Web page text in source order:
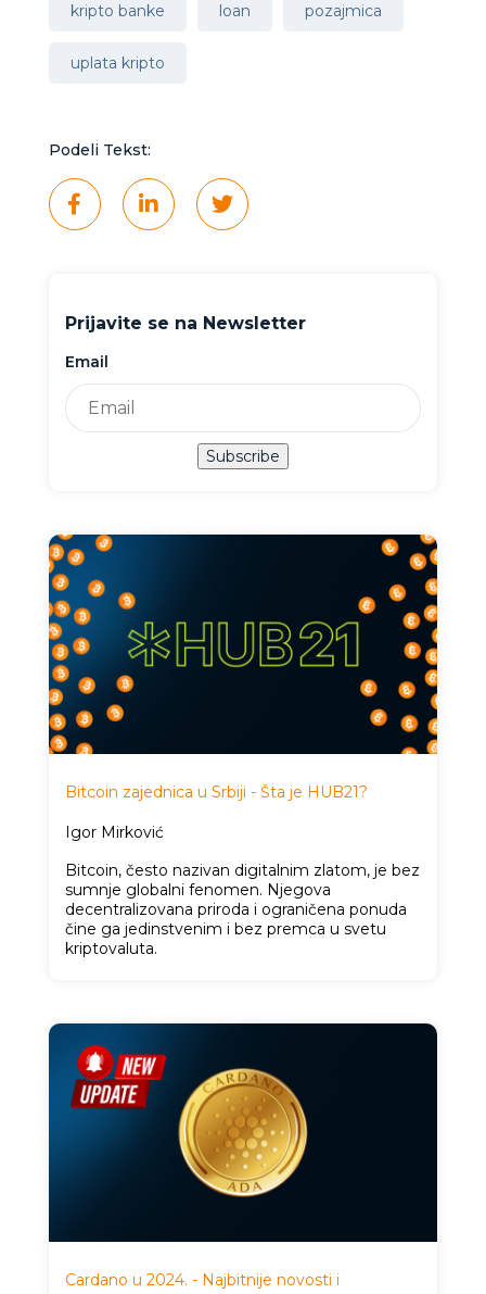
kripto banke loan pozajmica
uplata kripto
Podeli Tekst:
Prijavite se na Newsletter
Email
Subscribe
Bitcoin zajednica u Srbiji - Šta je HUB21?
Igor Mirković
Bitcoin, često nazivan digitalnim zlatom, je bez
sumnje globalni fenomen. Njegova
decentralizovana priroda i ograničena ponuda
čine ga jedinstvenim i bez premca u svetu
kriptovaluta.
Cardano u 2024. - Najbitnije novosti i